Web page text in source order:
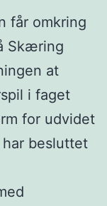
får omkring
Skæring
at
i faget
for udvidet
besluttet